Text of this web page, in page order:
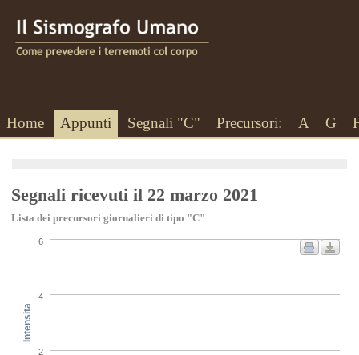
Home Appunti Segnali "C" Precursori: A G
Segnali ricevuti il 22 marzo 2021
Lista dei precursori giornalieri di tipo "C"
Intensita
2
4
6